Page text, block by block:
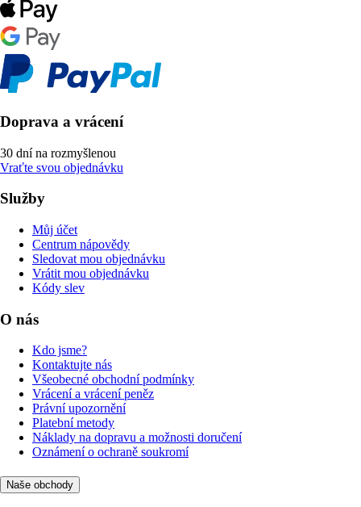
Doprava a vrácení
30 dní na rozmyšlenou
Vraťte svou objednávku
Služby
Můj účet
Centrum nápovědy
Sledovat mou objednávku
Vrátit mou objednávku
Kódy slev
O nás
Kdo jsme?
Kontaktujte nás
Všeobecné obchodní podmínky
Vrácení a vrácení peněz
Právní upozornění
Platební metody
Náklady na dopravu a možnosti doručení
Oznámení o ochraně soukromí
Naše obchody